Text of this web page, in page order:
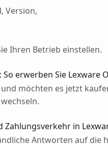
Version,
Ihren Betrieb einstellen.
erwerben Sie Lexware
möchten es jetzt
Zahlungsverkehr in
Antworten auf